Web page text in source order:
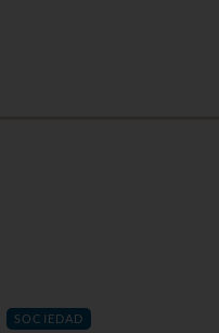
SOCIEDAD